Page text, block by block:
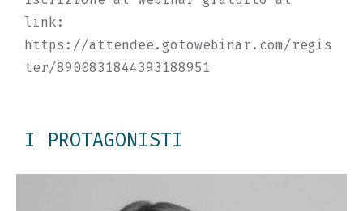
link:
https://attendee.gotowebinar.com/regis
ter/8900831844393188951
I PROTAGONISTI